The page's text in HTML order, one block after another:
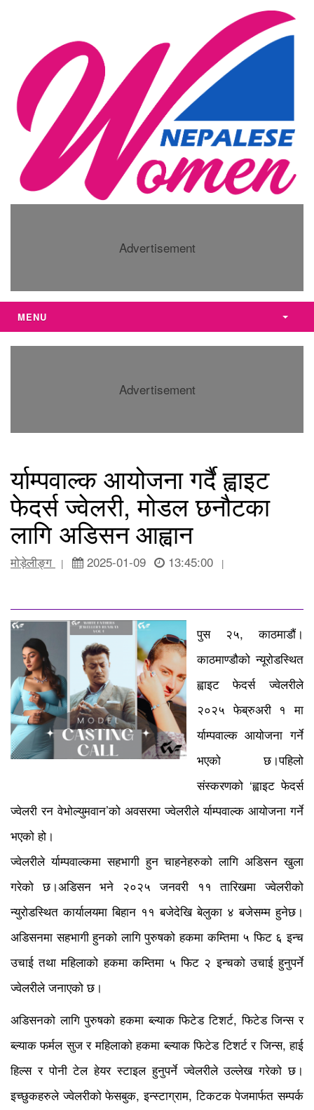
Advertisement
MENU
Advertisement
र्याम्पवाल्क आयोजना गर्दै ह्वाइट
फेदर्स ज्वेलरी, मोडल छनौटका
लागि अडिसन आह्वान
मोड़ेलीङ्ग | 2025-01-09 13:45:00 |
पुस २५, काठमाडौं।
काठमाण्डौको न्यूरोडस्थित
ह्वाइट फेदर्स ज्वेलरीले
२०२५ फेब्रुअरी १ मा
र्याम्पवाल्क आयोजना गर्ने
भएको छ।पहिलो
संस्करणको ‘ह्वाइट फेदर्स
ज्वेलरी रन वेभोल्युमवान’को अवसरमा ज्वेलरीले र्याम्पवाल्क आयोजना गर्ने
भएको हो।
ज्वेलरीले र्याम्पवाल्कमा सहभागी हुन चाहनेहरुको लागि अडिसन खुला
गरेको छ।अडिसन भने २०२५ जनवरी ११ तारिखमा ज्वेलरीको
न्युरोडस्थित कार्यालयमा बिहान ११ बजेदेखि बेलुका ४ बजेसम्म हुनेछ।
अडिसनमा सहभागी हुनको लागि पुरुषको हकमा कम्तिमा ५ फिट ६ इन्च
उचाई तथा महिलाको हकमा कम्तिमा ५ फिट २ इन्चको उचाई हुनुपर्ने
ज्वेलरीले जनाएको छ।
अडिसनको लागि पुरुषको हकमा ब्ल्याक फिटेड टिशर्ट, फिटेड जिन्स र
ब्ल्याक फर्मल सुज र महिलाको हकमा ब्ल्याक फिटेड टिशर्ट र जिन्स, हाई
हिल्स र पोनी टेल हेयर स्टाइल हुनुपर्ने ज्वेलरीले उल्लेख गरेको छ।
इच्छुकहरुले ज्वेलरीको फेसबुक, इन्स्टाग्राम, टिकटक पेजमार्फत सम्पर्क